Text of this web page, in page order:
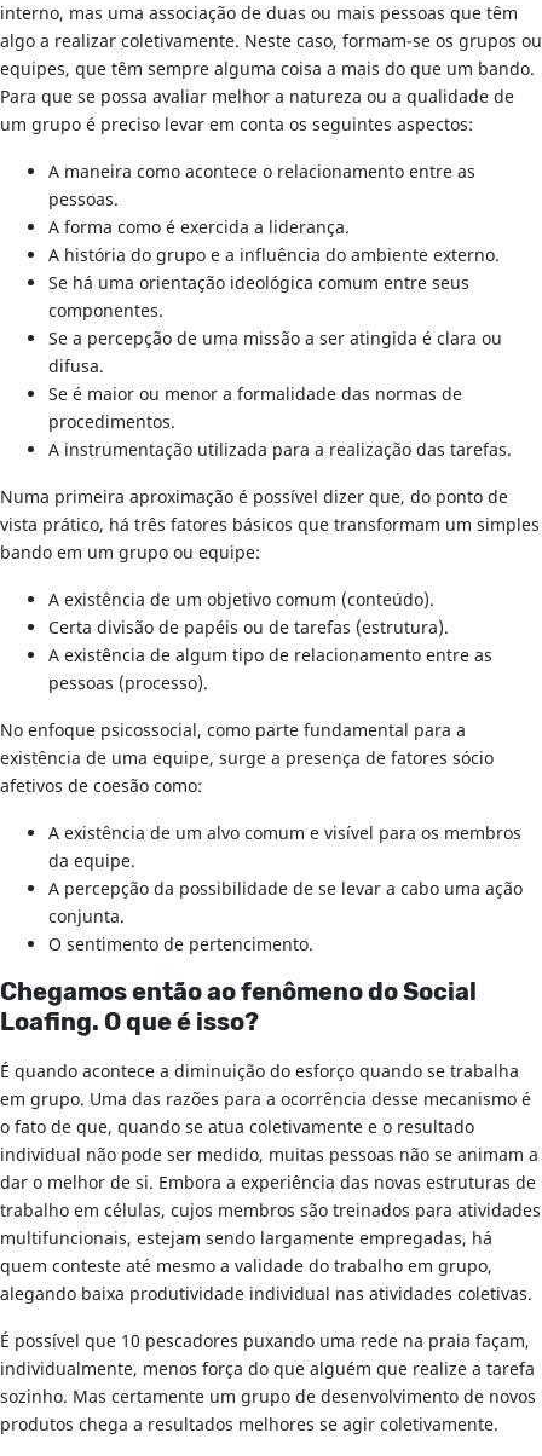
interno, mas uma associação de duas ou mais pessoas que têm
algo a realizar coletivamente. Neste caso, formam-se os grupos ou
equipes, que têm sempre alguma coisa a mais do que um bando.
Para que se possa avaliar melhor a natureza ou a qualidade de
um grupo é preciso levar em conta os seguintes aspectos:
A maneira como acontece o relacionamento entre as
pessoas.
A forma como é exercida a liderança.
A história do grupo e a influência do ambiente externo.
Se há uma orientação ideológica comum entre seus
componentes.
Se a percepção de uma missão a ser atingida é clara ou
difusa.
Se é maior ou menor a formalidade das normas de
procedimentos.
A instrumentação utilizada para a realização das tarefas.
Numa primeira aproximação é possível dizer que, do ponto de
vista prático, há três fatores básicos que transformam um simples
bando em um grupo ou equipe:
A existência de um objetivo comum (conteúdo).
Certa divisão de papéis ou de tarefas (estrutura).
A existência de algum tipo de relacionamento entre as
pessoas (processo).
No enfoque psicossocial, como parte fundamental para a
existência de uma equipe, surge a presença de fatores sócio
afetivos de coesão como:
A existência de um alvo comum e visível para os membros
da equipe.
A percepção da possibilidade de se levar a cabo uma ação
conjunta.
O sentimento de pertencimento.
Chegamos então ao fenômeno do Social
Loafing. O que é isso?
É quando acontece a diminuição do esforço quando se trabalha
em grupo. Uma das razões para a ocorrência desse mecanismo é
o fato de que, quando se atua coletivamente e o resultado
individual não pode ser medido, muitas pessoas não se animam a
dar o melhor de si. Embora a experiência das novas estruturas de
trabalho em células, cujos membros são treinados para atividades
multifuncionais, estejam sendo largamente empregadas, há
quem conteste até mesmo a validade do trabalho em grupo,
alegando baixa produtividade individual nas atividades coletivas.
É possível que 10 pescadores puxando uma rede na praia façam,
individualmente, menos força do que alguém que realize a tarefa
sozinho. Mas certamente um grupo de desenvolvimento de novos
produtos chega a resultados melhores se agir coletivamente.